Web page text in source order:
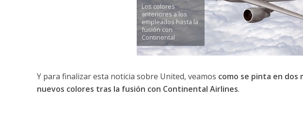
Los colores
anteriores a los
empleados hasta la
fusión con
Continental
Y para finalizar esta noticia sobre United, veamos como se pinta en dos
nuevos colores tras la fusión con Continental Airlines.